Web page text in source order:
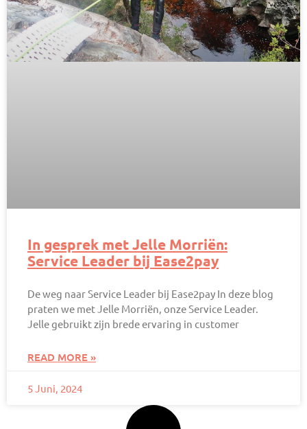
In gesprek met Jelle Morriën:
Service Leader bij Ease2pay
De weg naar Service Leader bij Ease2pay​ In deze blog
praten we met Jelle Morriën, onze Service Leader.
Jelle gebruikt zijn brede ervaring in customer
READ MORE »
5 Juni, 2024